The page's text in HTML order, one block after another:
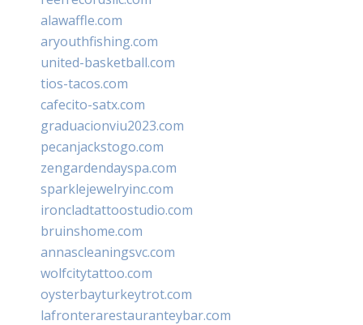
alawaffle.com
aryouthfishing.com
united-basketball.com
tios-tacos.com
cafecito-satx.com
graduacionviu2023.com
pecanjackstogo.com
zengardendayspa.com
sparklejewelryinc.com
ironcladtattoostudio.com
bruinshome.com
annascleaningsvc.com
wolfcitytattoo.com
oysterbayturkeytrot.com
lafronterarestauranteybar.com